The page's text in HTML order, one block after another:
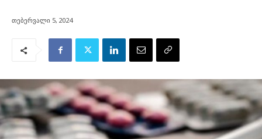
თებერვალი 5, 2024